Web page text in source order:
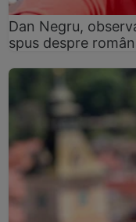
Dan Negru,
spus despre